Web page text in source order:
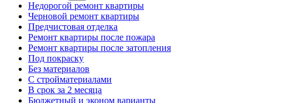
Недорогой ремонт квартиры
Черновой ремонт квартиры
Предчистовая отделка
Ремонт квартиры после пожара
Ремонт квартиры после затопления
Под покраску
Без материалов
С стройматериалами
В срок за 2 месяца
Бюджетный и эконом варианты